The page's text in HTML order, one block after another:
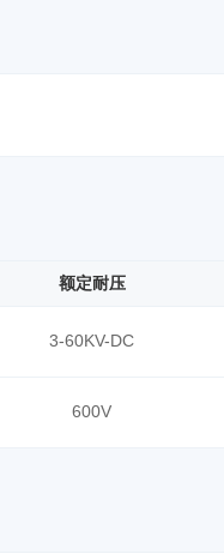
额定耐压
3-60KV-DC
600V